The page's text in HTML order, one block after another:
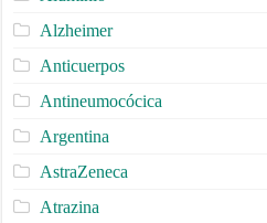
Alzheimer
Anticuerpos
Antineumocócica
Argentina
AstraZeneca
Atrazina